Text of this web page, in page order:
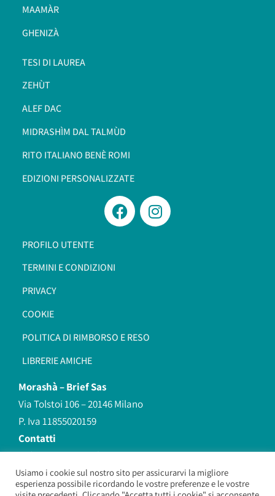
MAAMÀR
GHENIZÀ
TESI DI LAUREA
ZEHÙT
ALEF DAC
MIDRASHÌM DAL TALMÙD
RITO ITALIANO BENÈ ROMI​
EDIZIONI PERSONALIZZATE
PROFILO UTENTE
TERMINI E CONDIZIONI
PRIVACY
COOKIE
POLITICA DI RIMBORSO E RESO
LIBRERIE AMICHE
Morashà –Brief Sas
Via Tolstoi 106 – 20146 Milano
P. Iva 11855020159
Contatti
redazione@morasha.it
339 8596707
(anche Whatsapp)
Usiamo i cookie sul nostro sito per assicurarvi la migliore
esperienza possibile ricordando le vostre preferenze e le vostre